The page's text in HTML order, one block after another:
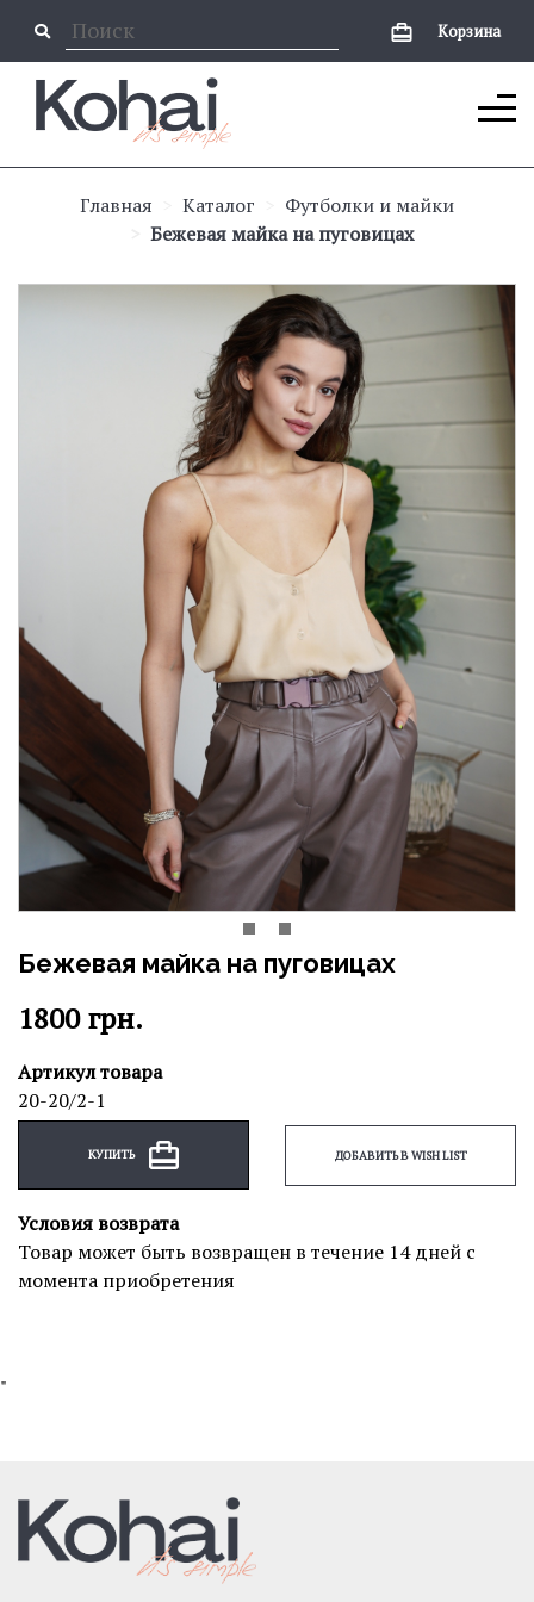
Корзина
Главная Каталог
Футболки и майки
Бежевая майка на пуговицах
Бежевая майка на пуговицах
1800грн.
Артикул товара
20-20/2-1
КУПИТЬ ДОБАВИТЬ В WISH LIST
Условия возврата
Товар может быть возвращен в течение 14 дней с
момента приобретения
"